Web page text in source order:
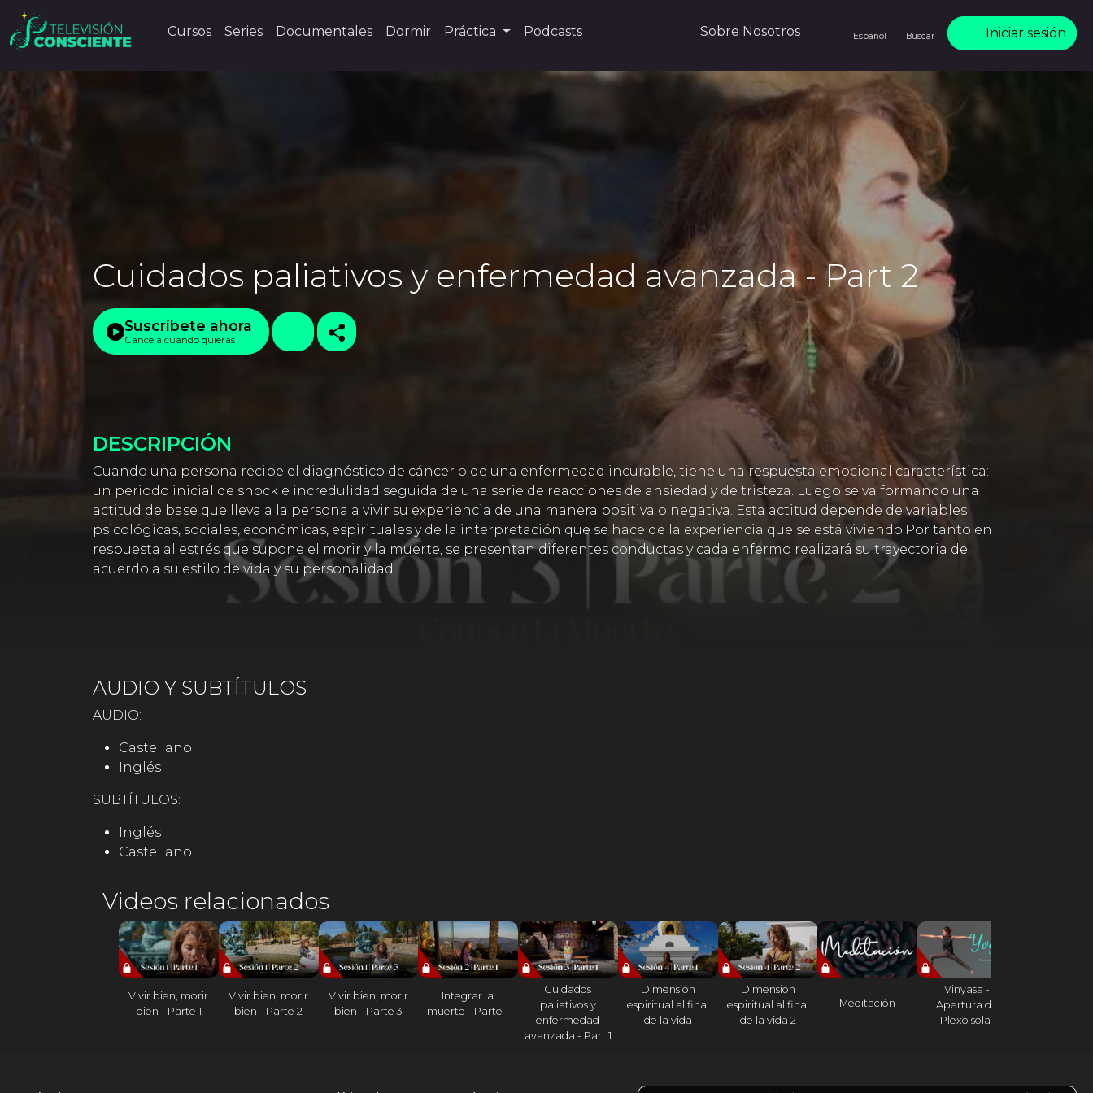
Cursos Series Documentales Dormir Práctica Podcasts Sobre Nosotros Español Buscar Iniciar sesión
Cuidados paliativos y enfermedad avanzada - Part 2
Suscríbete ahora
Cancela cuando quieras
DESCRIPCIÓN
Cuando una persona recibe el diagnóstico de cáncer o de una enfermedad incurable, tiene una respuesta emocional característica:
un periodo inicial de shock e incredulidad seguida de una serie de reacciones de ansiedad y de tristeza. Luego se va formando una
actitud de base que lleva a la persona a vivir su experiencia de una manera positiva o negativa. Esta actitud depende de variables
psicológicas, sociales, económicas, espirituales y de la interpretación que se hace de la experiencia que se está viviendo.Por tanto en
respuesta al estrés que supone el morir y la muerte, se presentan diferentes conductas y cada enfermo realizará su trayectoria de
acuerdo a su estilo de vida y su personalidad.
AUDIO Y SUBTÍTULOS
AUDIO:
Castellano
Inglés
SUBTÍTULOS:
Inglés
Castellano
Videos relacionados
Vivir bien, morir
bien - Parte 1
Vivir bien, morir
bien - Parte 2
Vivir bien, morir
bien - Parte 3
Integrar la
muerte - Parte 1
Cuidados
paliativos y
enfermedad
avanzada - Part 1
Dimensión
espiritual al final
de la vida
Dimensión
espiritual al final
de la vida 2
Meditación
Vinyasa -
Apertura de
Plexo solar